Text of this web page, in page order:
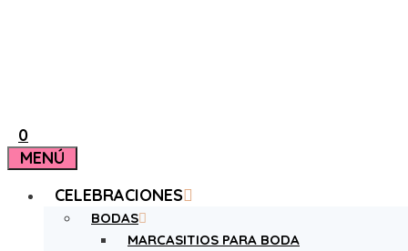
0
MENÚ
CELEBRACIONES
BODAS
MARCASITIOS PARA BODA